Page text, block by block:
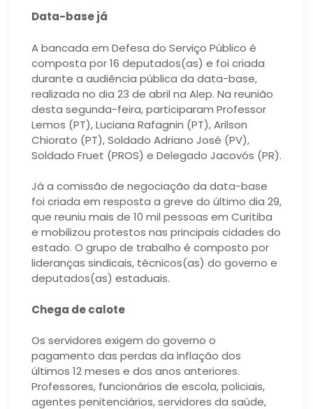
Data-base já
A bancada em Defesa do Serviço Público é
composta por 16 deputados(as) e foi criada
durante a audiência pública da data-base,
realizada no dia 23 de abril na Alep. Na reunião
desta segunda-feira, participaram Professor
Lemos (PT), Luciana Rafagnin (PT), Arilson
Chiorato (PT), Soldado Adriano José (PV),
Soldado Fruet (PROS) e Delegado Jacovós (PR).
Já a comissão de negociação da data-base
foi criada em resposta a greve do último dia 29,
que reuniu mais de 10 mil pessoas em Curitiba
e mobilizou protestos nas principais cidades do
estado. O grupo de trabalho é composto por
lideranças sindicais, técnicos(as) do governo e
deputados(as) estaduais.
Chega de calote
Os servidores exigem do governo o
pagamento das perdas da inflação dos
últimos 12 meses e dos anos anteriores.
Professores, funcionários de escola, policiais,
agentes penitenciários, servidores da saúde,